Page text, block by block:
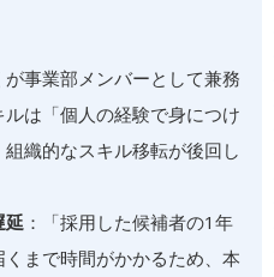
が事業部メンバーとして兼務
は「個人の経験で身につけ
織的なスキル移転が後回し
延 ：「採用した候補者の1年
まで時間がかかるため、本